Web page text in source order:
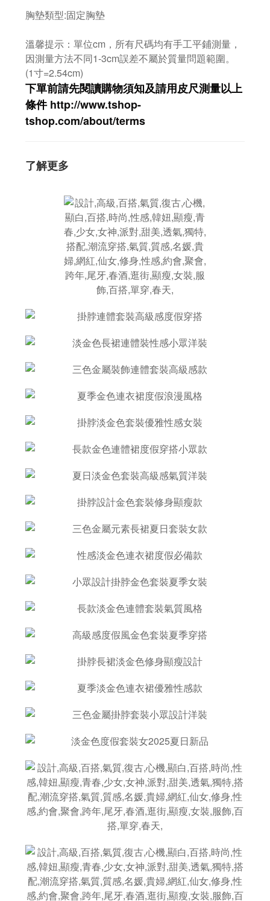
胸墊類型:固定胸墊
溫馨提示：單位cm，所有尺碼均有手工平鋪測量，
因測量方法不同1-3cm誤差不屬於質量問題範圍。
(1寸=2.54cm)
下單前請先閱讀購物須知及請用皮尺測量以上
條件 http://www.tshop-
tshop.com/about/terms
了解更多